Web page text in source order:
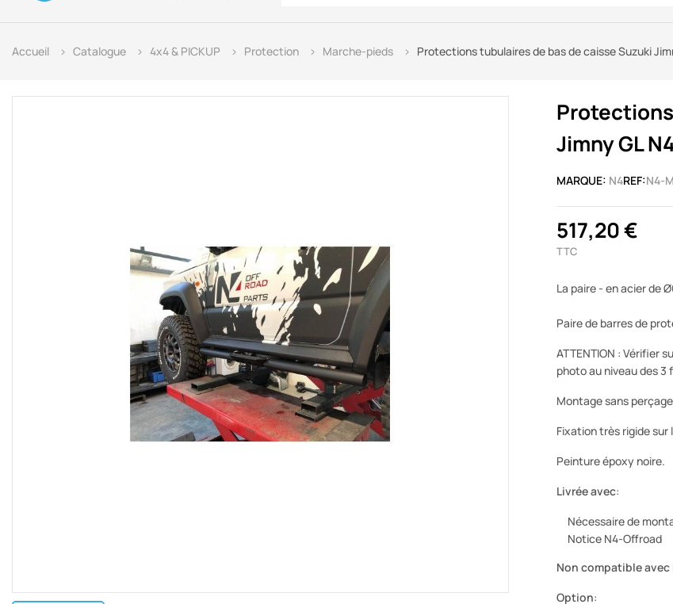
Accueil Catalogue 4x4 & PICKUP Protection Marche-pieds Protections tubulaires de bas de caisse Suzuki
Jimny GL
MARQUE: N4REF:N4-
517,20 €
TTC
La paire - en acier de
Paire de barres de
ATTENTION : Vérifier
photo au niveau des 3
Montage sans
Fixation très rigide sur
Peinture époxy noire.
Livrée avec:
Nécessaire de
Notice N4-Offroad
Non compatible
Option: